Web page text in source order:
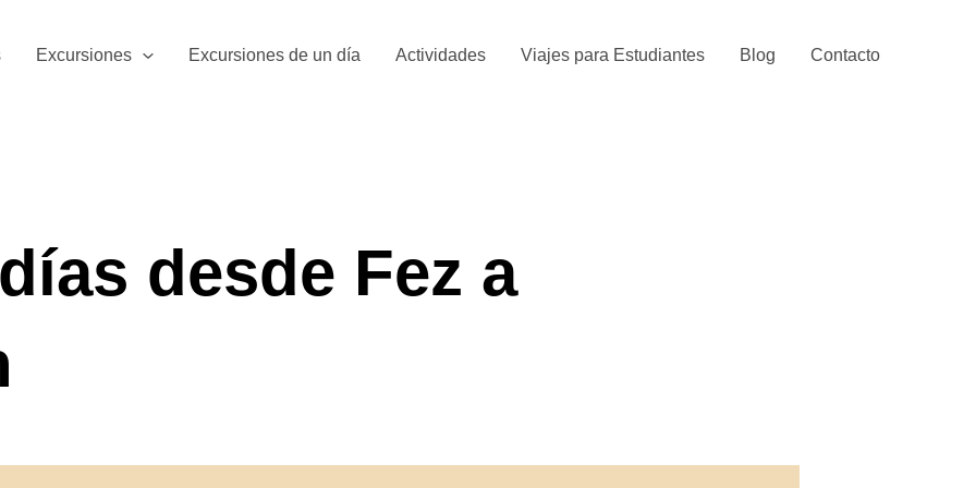
Excursiones Excursiones de un día Actividades Viajes para Estudiantes Blog Contacto
desde Fez a